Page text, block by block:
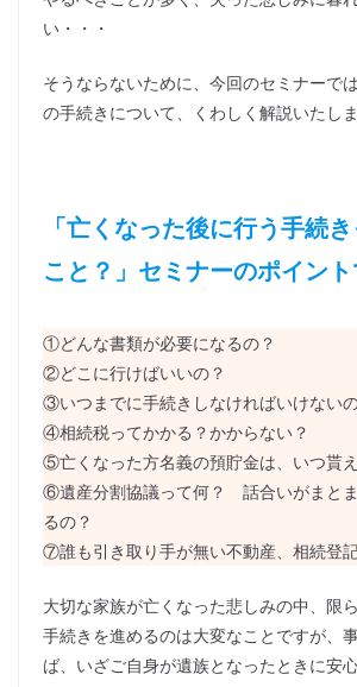
い・・・
そうならないために、今回のセミナーで
の手続きについて、くわしく解説いたしま
「亡くなった後に行う手続
こと？」セミナーのポイント
①どんな書類が必要になるの？
②どこに行けばいいの？
③いつまでに手続きしなければいけない
④相続税ってかかる？かからない？
⑤亡くなった方名義の預貯金は、いつ貰
⑥遺産分割協議って何？　話合いがまと
るの？
⑦誰も引き取り手が無い不動産、相続登記
大切な家族が亡くなった悲しみの中、限
手続きを進めるのは大変なことですが、
ば、いざご自身が遺族となったときに安心